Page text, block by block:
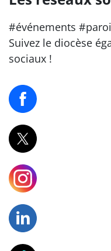
#événements
Suivez le diocèse
sociaux !